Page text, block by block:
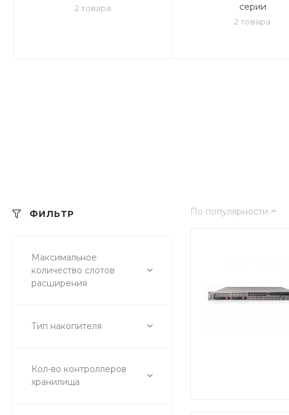
2 товара
серии
2 товара
ФИЛЬТР
Максимальное
количество слотов
расширения
Тип накопителя
Кол-во контроллеров
хранилища
По популярности